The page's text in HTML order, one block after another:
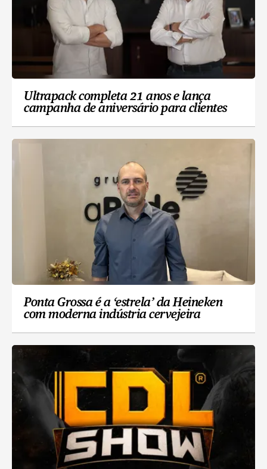
Ultrapack completa 21 anos e lança
campanha de aniversário para clientes
Ponta Grossa é a ‘estrela’ da Heineken
com moderna indústria cervejeira